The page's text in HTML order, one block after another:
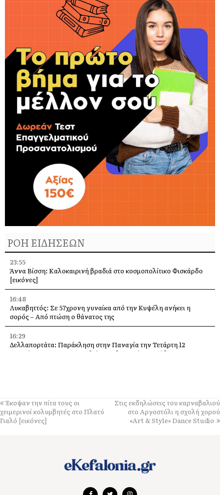
ΡΟΗ ΕΙΔΗΣΕΩΝ
23:55
Άννα Βίσση: Καλοκαιρινή βραδιά στο κοσμοπολίτικο Φισκάρδο
[εικόνες]
16:48
Λυκαβηττός: Σε 57χρονη γυναίκα από την Κυψέλη ανήκει η
σορός – Από πτώση ο θάνατος της
16:29
Δελλαπορτάτα: Παράκληση στην Παναγία την Τετάρτη 12
Αυγούστου –Θα προσφερθεί παραδοσιακή ριγανάδα
13:59
Απόψε τα εγκαίνια της έκθεσης του Κώστα Ευαγγελάτου στη
σύγχρονη πινακοθήκη “villa Ροδόπη”
Πρόννων – Το «ευχαριστώ» στον Χρήστο Κόκκολη
Μια διαφορετική παράκληση της Παναγίας πάνω στα βράχια της
Έκοψαν την πίτα τους οι
χειμερινοί κολυμβητές στο Πλατύ
Γιαλό [εικόνες]
Στις εκδηλώσεις του καρναβαλιού
στο Αργοστόλι η σχολή χορού
«Art & Style» Dance Studio